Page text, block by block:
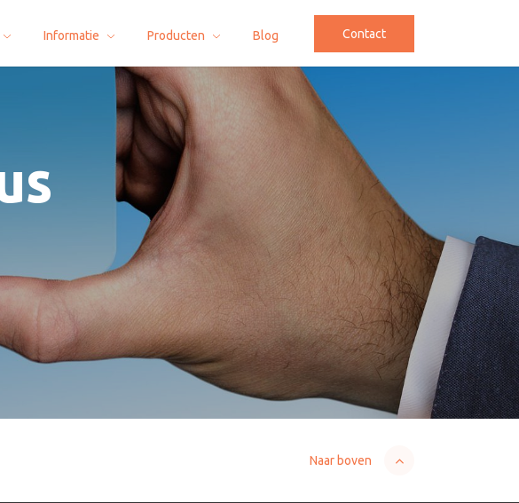
Informatie Producten Blog Contact
Naar boven